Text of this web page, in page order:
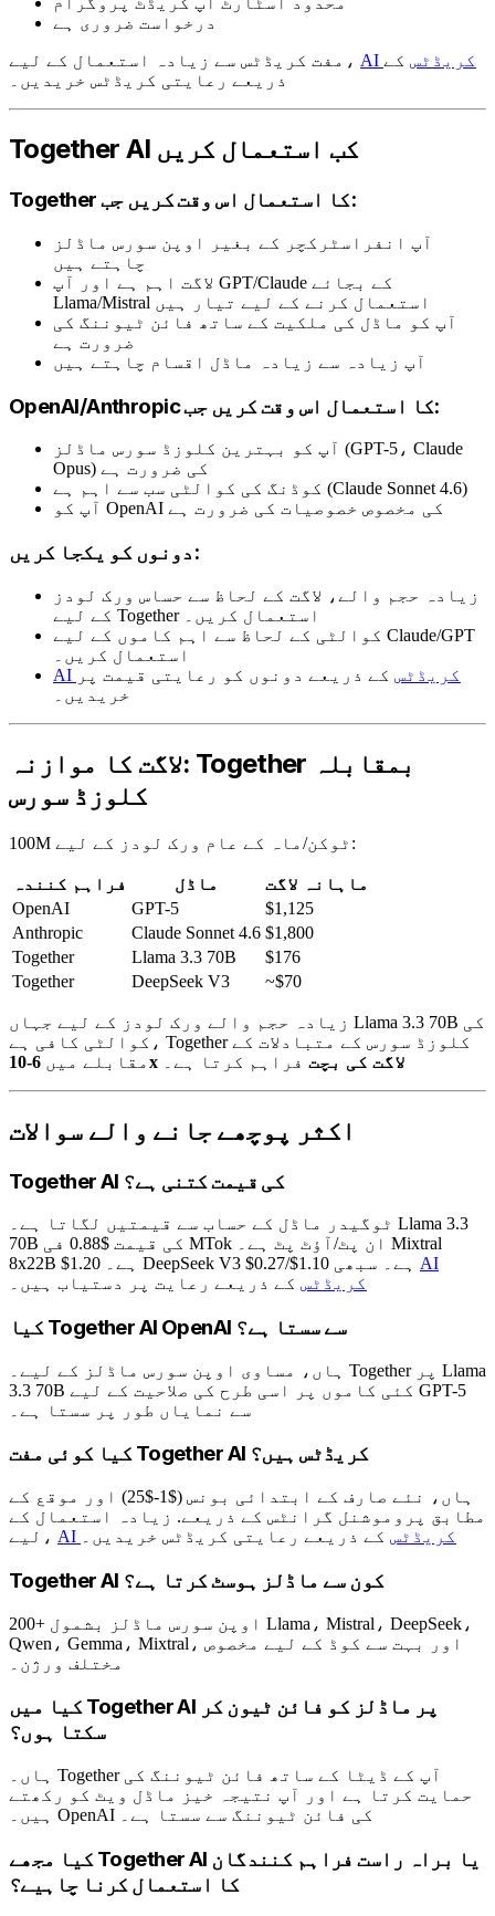
درخواست ضروری ہے
مفت کریڈٹس سے زیادہ استعمال کے لیے،
AI کریڈٹس کے
ذریعے رعایتی کریڈٹس خریدیں۔
Together AI کب استعمال کریں
Together کا استعمال اس وقت کریں جب:
آپ انفراسٹرکچر کے بغیر اوپن سورس ماڈلز
چاہتے ہیں
لاگت اہم ہے اور آپ GPT/Claude کے بجائے
Llama/Mistral استعمال کرنے کے لیے تیار ہیں
آپ کو ماڈل کی ملکیت کے ساتھ فائن ٹیوننگ کی
ضرورت ہے
آپ زیادہ سے زیادہ ماڈل اقسام چاہتے ہیں
OpenAI/Anthropic کا استعمال اس وقت کریں جب:
آپ کو بہترین کلوزڈ سورس ماڈلز (GPT-5، Claude
Opus) کی ضرورت ہے
کوڈنگ کی کوالٹی سب سے اہم ہے (Claude Sonnet 4.6)
آپ کو OpenAI کی مخصوص خصوصیات کی ضرورت ہے
دونوں کو یکجا کریں:
زیادہ حجم والے، لاگت کے لحاظ سے حساس ورک لودز
کے لیے Together استعمال کریں۔
کوالٹی کے لحاظ سے اہم کاموں کے لیے Claude/GPT
استعمال کریں۔
AI کریڈٹس کے ذریعے دونوں کو رعایتی قیمت پر
خریدیں۔
لاگت کا موازنہ: Together بمقابلہ
کلوزڈ سورس
100M ٹوکن/ماہ کے عام ورک لودز کے لیے:
فراہم کنندہ ماڈل
ماہانہ لاگت
OpenAI
GPT-5
$1,125
Anthropic
Claude Sonnet 4.6 $1,800
Together
Llama 3.3 70B
$176
Together
DeepSeek V3 ~$70
زیادہ حجم والے ورک لودز کے لیے جہاں Llama 3.3 70B کی
کوالٹی کافی ہے، Together کلوزڈ سورس کے متبادلات کے
مقابلے میں
6-10x لاگت کی بچت فراہم کرتا ہے۔
اکثر پوچھے جانے والے سوالات
Together AI کی قیمت کتنی ہے؟
ٹوگیدر ماڈل کے حساب سے قیمتیں لگاتا ہے۔ Llama 3.3
70B کی قیمت $0.88 فی MTok ان پٹ/آؤٹ پٹ ہے۔ Mixtral
AI
کریڈٹس کے ذریعے رعایت پر دستیاب ہیں۔
کیا Together AI OpenAI سے سستا ہے؟
ہاں، مساوی اوپن سورس ماڈلز کے لیے۔ Together پر Llama
3.3 70B کئی کاموں پر اسی طرح کی صلاحیت کے لیے GPT-5
سے نمایاں طور پر سستا ہے۔
کیا کوئی مفت Together AI کریڈٹس ہیں؟
ہاں، نئے صارف کے ابتدائی بونس ($1-$25) اور موقع کے
مطابق پروموشنل گرانٹس کے ذریعے. زیادہ استعمال کے
لیے،
AI کریڈٹس کے ذریعے رعایتی کریڈٹس خریدیں۔
Together AI کون سے ماڈلز ہوسٹ کرتا ہے؟
200+ اوپن سورس ماڈلز بشمول Llama، Mistral، DeepSeek،
Qwen، Gemma، Mixtral، اور بہت سے کوڈ کے لیے مخصوص
مختلف ورژن۔
کیا میں Together AI پر ماڈلز کو فائن ٹیون کر
سکتا ہوں؟
ہاں۔ Together آپ کے ڈیٹا کے ساتھ فائن ٹیوننگ کی
حمایت کرتا ہے اور آپ نتیجہ خیز ماڈل ویٹ کو رکھتے
ہیں۔ OpenAI کی فائن ٹیوننگ سے سستا ہے۔
کیا مجھے Together AI یا براہ راست فراہم کنندگان
کا استعمال کرنا چاہیے؟